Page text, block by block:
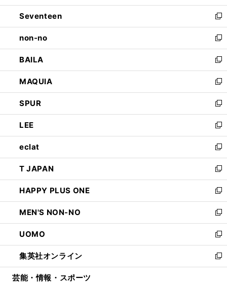
開
く
ウ
で
開
く
ン
ド
ウ
で
開
く
Seventeen
新
し
い
ウ
ィ
ン
ド
ウ
で
開
く
non-no
新
し
い
ウ
ィ
ン
ド
ウ
で
開
く
BAILA
新
し
い
ウ
ィ
ン
ド
ウ
で
開
く
MAQUIA
新
し
い
ウ
ィ
ン
ド
ウ
で
開
く
SPUR
新
し
い
ウ
ィ
ン
ド
ウ
で
開
く
LEE
新
し
い
ウ
ィ
ン
ド
ウ
で
開
く
eclat
新
し
い
ウ
ィ
ン
ド
ウ
で
開
く
T JAPAN
新
し
い
ウ
ィ
ン
ド
ウ
で
開
HAPPY PLUS ONE
新
し
い
ウ
ィ
ン
ド
ウ
MEN'S NON-NO
新
し
い
ウ
ィ
ン
UOMO
新
し
い
ウ
集英社オンライン
新
し
芸能・情報・スポーツ